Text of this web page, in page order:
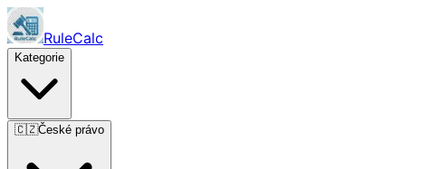
RuleCalc
Kategorie
🇨🇿České právo